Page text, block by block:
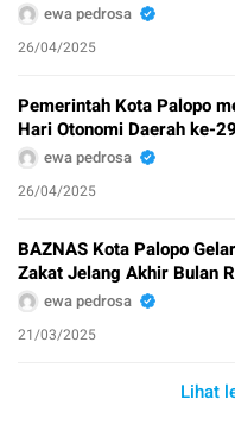
ewa pedrosa
26/04/2025
Pemerintah Kota Palopo
Hari Otonomi Daerah ke-
ewa pedrosa
26/04/2025
BAZNAS Kota Palopo
Zakat Jelang Akhir Bulan
ewa pedrosa
21/03/2025
Lihat